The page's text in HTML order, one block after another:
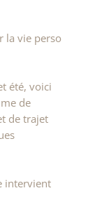
la vie perso
été, voici
de
de trajet
intervient